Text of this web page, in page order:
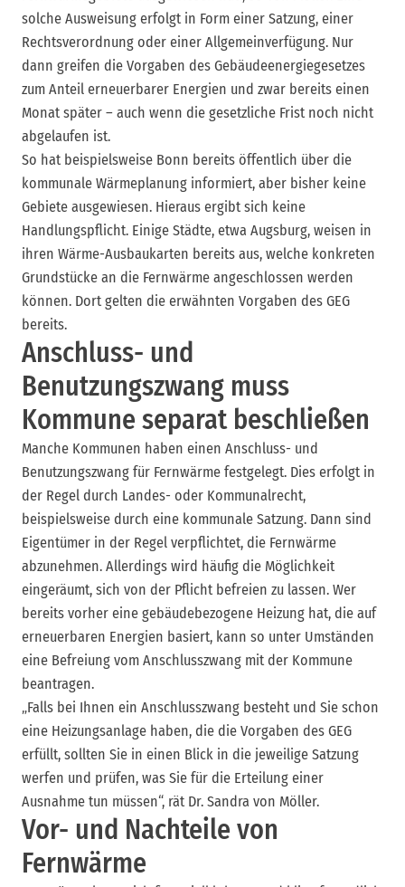
solche Ausweisung erfolgt in Form einer Satzung, einer
Rechtsverordnung oder einer Allgemeinverfügung. Nur
dann greifen die Vorgaben des Gebäudeenergiegesetzes
zum Anteil erneuerbarer Energien und zwar bereits einen
Monat später – auch wenn die gesetzliche Frist noch nicht
abgelaufen ist.
So hat beispielsweise Bonn bereits öffentlich über die
kommunale Wärmeplanung informiert, aber bisher keine
Gebiete ausgewiesen. Hieraus ergibt sich keine
Handlungspflicht. Einige Städte, etwa Augsburg, weisen in
ihren Wärme-Ausbaukarten bereits aus, welche konkreten
Grundstücke an die Fernwärme angeschlossen werden
können. Dort gelten die erwähnten Vorgaben des GEG
bereits.
Anschluss- und
Benutzungszwang muss
Kommune separat beschließen
Manche Kommunen haben einen Anschluss- und
Benutzungszwang für Fernwärme festgelegt. Dies erfolgt in
der Regel durch Landes- oder Kommunalrecht,
beispielsweise durch eine kommunale Satzung. Dann sind
Eigentümer in der Regel verpflichtet, die Fernwärme
abzunehmen. Allerdings wird häufig die Möglichkeit
eingeräumt, sich von der Pflicht befreien zu lassen. Wer
bereits vorher eine gebäudebezogene Heizung hat, die auf
erneuerbaren Energien basiert, kann so unter Umständen
eine Befreiung vom Anschlusszwang mit der Kommune
beantragen.
„Falls bei Ihnen ein Anschlusszwang besteht und Sie schon
eine Heizungsanlage haben, die die Vorgaben des GEG
erfüllt, sollten Sie in einen Blick in die jeweilige Satzung
werfen und prüfen, was Sie für die Erteilung einer
Ausnahme tun müssen“, rät Dr. Sandra von Möller.
Vor- und Nachteile von
Fernwärme